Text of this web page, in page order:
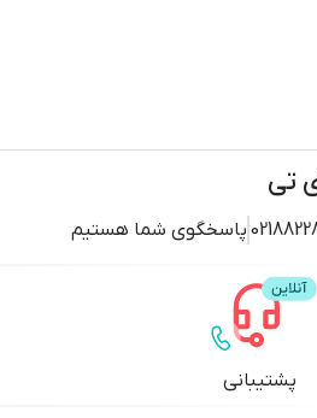
تی
پاسخگوی شما هستیم
پشتیبانی